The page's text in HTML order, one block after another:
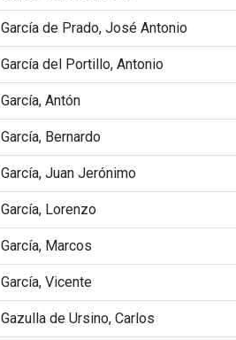
García de Prado, José Antonio
García del Portillo, Antonio
García, Antón
García, Bernardo
García, Juan Jerónimo
García, Lorenzo
García, Marcos
García, Vicente
Gazulla de Ursino, Carlos